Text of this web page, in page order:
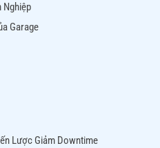
Nghiệp
Garage
Lược Giảm Downtime